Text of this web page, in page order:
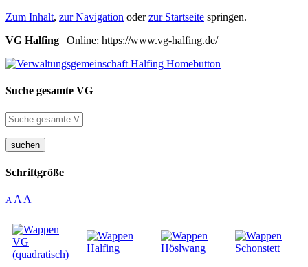
Zum Inhalt, zur Navigation oderzur Startseite springen.
VG Halfing | Online: https://www.vg-halfing.de/
Suche gesamte VG
suchen
Schriftgröße
A A A